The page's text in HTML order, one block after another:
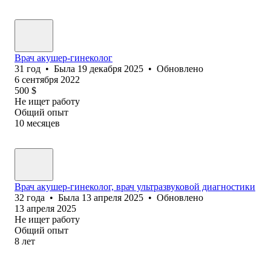
Врач акушер-гинеколог
31 год • Была 19 декабря 2025 • Обновлено
6 сентября 2022
500 $
Не ищет работу
Общий опыт
10 месяцев
Врач акушер-гинеколог, врач ультразвуковой диагностики
32 года • Была 13 апреля 2025 • Обновлено
13 апреля 2025
Не ищет работу
Общий опыт
8 лет